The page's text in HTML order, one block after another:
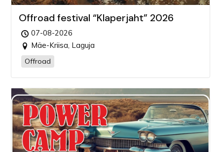
Offroad festival “Klaperjaht” 2026
07-08-2026
Mäe-Kriisa, Laguja
Offroad